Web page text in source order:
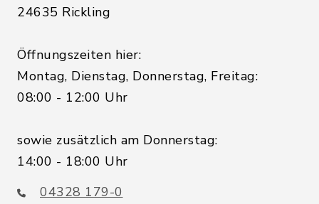
24635 Rickling
Öffnungszeiten hier:
Montag, Dienstag, Donnerstag, Freitag:
08:00 - 12:00 Uhr
sowie zusätzlich am Donnerstag:
14:00 - 18:00 Uhr
04328 179-0